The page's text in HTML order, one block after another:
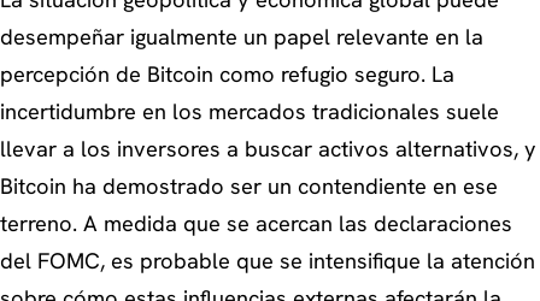
desempeñar igualmente un papel relevante en la
percepción de Bitcoin como refugio seguro. La
incertidumbre en los mercados tradicionales suele
llevar a los inversores a buscar activos alternativos, y
Bitcoin ha demostrado ser un contendiente en ese
terreno. A medida que se acercan las declaraciones
del FOMC, es probable que se intensifique la atención